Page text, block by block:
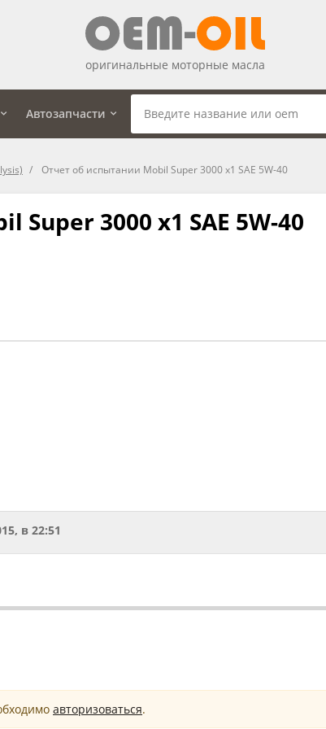
оригинальные моторные масла
Автозапчасти
Отчет об испытании Mobil Super 3000 x1 SAE 5W-40
3000 x1 SAE 5W-40
в 22:51
авторизоваться.